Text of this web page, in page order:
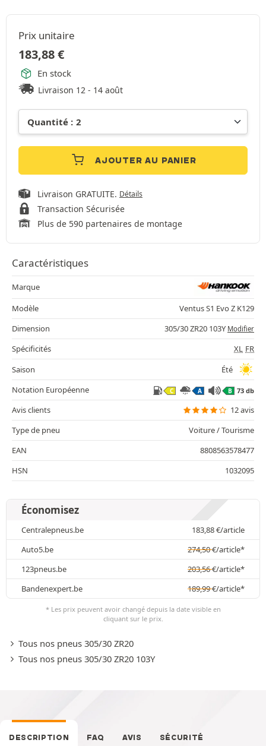
Prix unitaire
183,88€
En stock
Livraison 12 - 14 août
AJOUTER AU PANIER
Livraison GRATUITE. Détails
Transaction Sécurisée
Plus de 590 partenaires de montage
Caractéristiques
Marque
Modèle
Ventus S1 Evo Z K129
Dimension
305/30 ZR20 103Y Modifier
Spécificités XL FR
Saison
Été
Notation Européenne
C A B 73 db
Avis clients
12 avis
Type de pneu
Voiture / Tourisme
EAN
8808563578477
HSN
1032095
Économisez
Centralepneus.be 183,88€/article
Auto5.be
274,50€/article*
123pneus.be
203,56€/article*
Bandenexpert.be
189,99€/article*
* Les prix peuvent avoir changé depuis la date visible en
cliquant sur le prix.
Tous nos pneus 305/30 ZR20
Tous nos pneus 305/30 ZR20 103Y
DESCRIPTION FAQ AVIS SÉCURITÉ